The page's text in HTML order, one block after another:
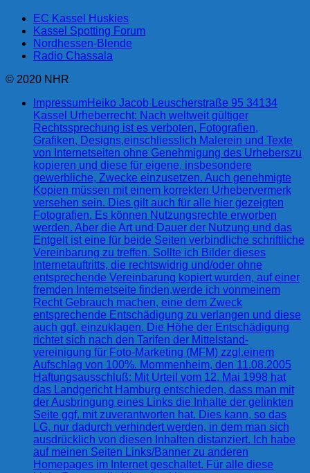
EC Kassel Huskies
Kassel Spotting Forum
Nordhessen-Blende
Radio Chassala
© 2020 NHR
ImpressumHeiko Jacob Leuscherstraße 95 34134
Kassel Urheberrecht: Nach weltweit gültiger
Rechtssprechung ist es verboten, Fotografien,
Grafiken, Designs,einschliesslich Malerein und Texte
von Internetseiten ohne Genehmigung des Urheberszu
kopieren und diese für eigene, insbesondere
gewerbliche, Zwecke einzusetzen. Auch genehmigte
Kopien müssen mit einem korrekten Urhebervermerk
versehen sein. Dies gilt auch für alle hier gezeigten
Fotografien. Es können Nutzungsrechte erworben
werden. Aber die Art und Dauer der Nutzung und das
Entgelt ist eine für beide Seiten verbindliche schriftliche
Vereinbarung zu treffen. Sollte ich Bilder dieses
Internetauftritts, die rechtswidrig und/oder ohne
entsprechende Vereinbarung kopiert wurden, auf einer
fremden Internetseite finden,werde ich vonmeinem
Recht Gebrauch machen, eine dem Zweck
entsprechende Entschädigung zu verlangen und diese
auch ggf. einzuklagen. Die Höhe der Entschädigung
richtet sich nach den Tarifen der Mittelstand-
vereinigung für Foto-Marketing (MFM) zzgl.einem
Aufschlag von 100%. Mommenheim, den 11.08.2005
Haftungsausschluß: Mit Urteil vom 12. Mai 1998 hat
das Landgericht Hamburg entschieden, dass man mit
der Ausbringung eines Links die Inhalte der gelinkten
Seite ggf. mit zuverantworten hat. Dies kann, so das
LG, nur dadurch verhindert werden, in dem man sich
ausdrücklich von diesen Inhalten distanziert. Ich habe
auf meinen Seiten Links/Banner zu anderen
Homepages im Internet geschaltet. Für alle diese